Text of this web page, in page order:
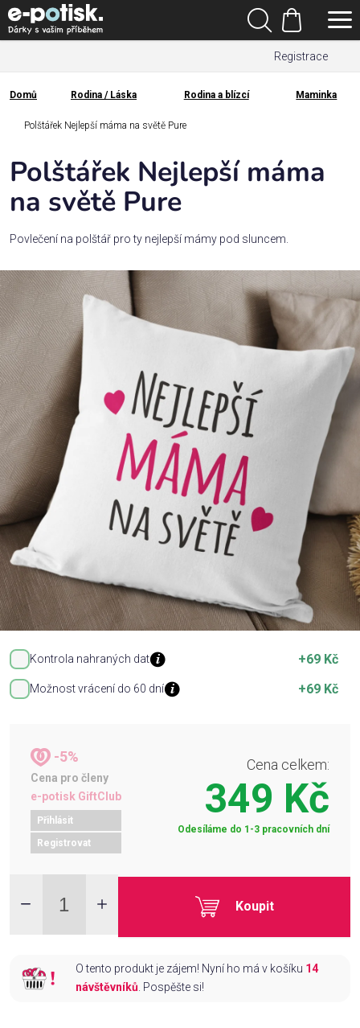
Přejít
na
obsah
Registrace
Hledat
Nákupní
košík
Kategorie
Dárek
Rodina
Láska
Povolání,
zájmy a
sport
Příležitosti
Domácnost
Kolekce
Oblečení
Přihlášení
Domů
Domů Rodina / Láska Rodina a blízcí Maminka
Polštářek Nejlepší máma na světě Pure
Kontrola nahraných dat +69 Kč
Možnost vrácení do 60 dní +69 Kč
-5%
Cena pro členy
e-potisk GiftClub
Přihlásit
Registrovat
Cena celkem:
349 Kč
Odesíláme do 1-3 pracovních dní
Koupit
O tento produkt je zájem! Nyní ho má v košíku 14
návštěvníků. Pospěšte si!
Polštářek Nejlepší máma
na světě Pure
Povlečení na polštář pro ty nejlepší mámy pod sluncem.